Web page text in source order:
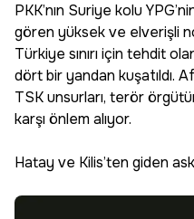
PKK’nın Suriye kolu
gören yüksek ve elverişli
Türkiye sınırı için tehdit
dört bir yandan kuşatıldı.
TSK unsurları, terör
karşı önlem alıyor.
Hatay ve Kilis’ten giden